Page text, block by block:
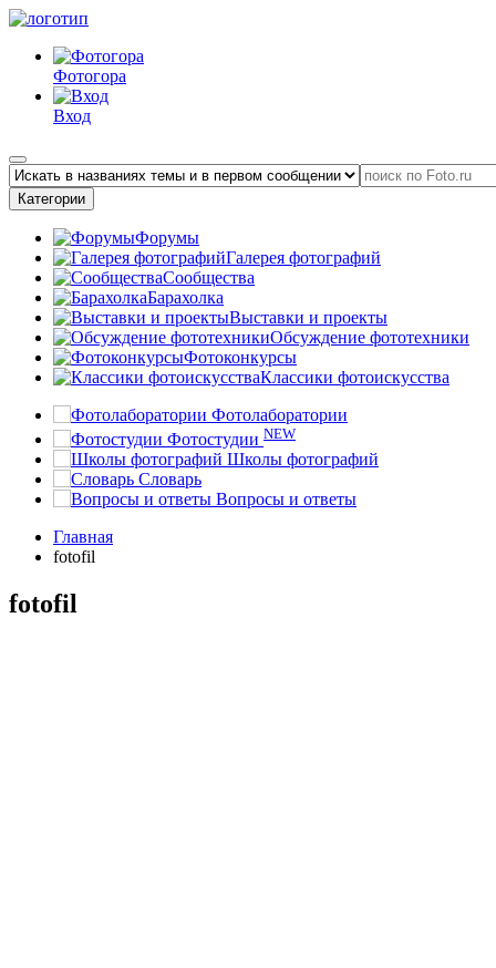
Фотогора
Вход
Категории
Форумы
Галерея фотографий
Сообщества
Барахолка
Выставки и проекты
Обсуждение фототехники
Фотоконкурсы
Классики фотоискусства
Фотолаборатории
Фотостудии NEW
Школы фотографий
Словарь
Вопросы и ответы
Главная
fotofil
fotofil